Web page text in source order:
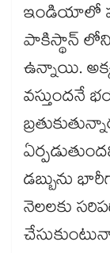
ఇండియాలో
పాకిస్థాన్ లోని
ఉన్నాయి.
వస్తుందనే
డబ్బును
నెలలకు